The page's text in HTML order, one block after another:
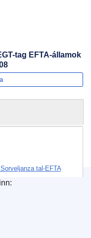
tag EFTA-államok
Sorveljanza tal-EFTA
Ħieles
tal-Unjoni